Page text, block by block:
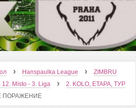
› Hanspaulka League ›
ZIMBRU
12. Místo - 3. Liga › 2. KOLO, ETAPA, ТУР
ПОРАЖЕНИЕ